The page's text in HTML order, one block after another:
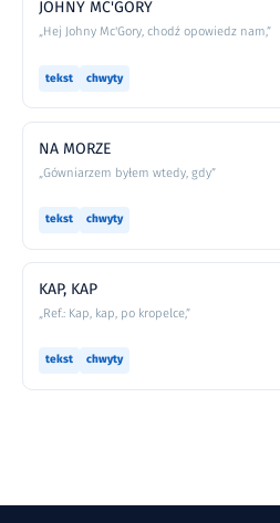
JOHNY MC'GORY
„Hej Johny Mc'Gory, chodź opowiedz nam,”
tekst chwyty
NA MORZE
„Gówniarzem byłem wtedy, gdy”
tekst chwyty
KAP, KAP
„Ref.: Kap, kap, po kropelce,”
tekst chwyty